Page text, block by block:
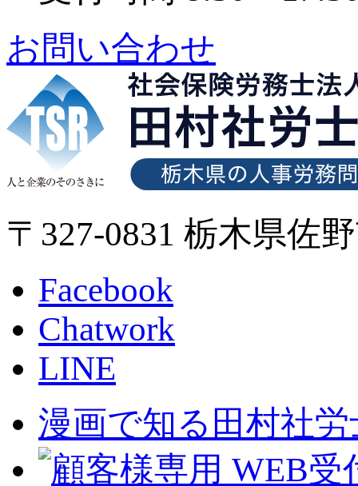
お問い合わせ
〒327-0831 栃木県佐
Facebook
Chatwork
LINE
漫画で知る田村社